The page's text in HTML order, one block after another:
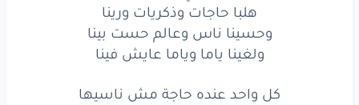
عايشيستنى عمره يدور
ذكرىفي بالهبالههايم
ضفة
أمان يغيب ويرجع
ليها
هلبا حاجات وذكريات ورينا
وحسينا ناس وعالم حست بينا
ولغينا ياما وياما عايش فينا
كل واحد عنده حاجة مش ناسيها